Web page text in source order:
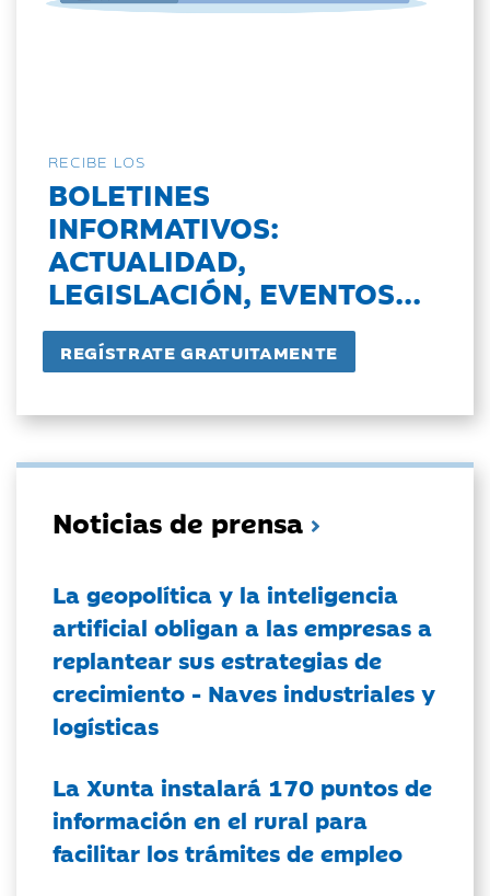
RECIBE LOS
BOLETINES
INFORMATIVOS:
ACTUALIDAD,
LEGISLACIÓN, EVENTOS...
Noticias de prensa
La geopolítica y la inteligencia
artificial obligan a las empresas a
replantear sus estrategias de
crecimiento - Naves industriales y
logísticas
La Xunta instalará 170 puntos de
información en el rural para
facilitar los trámites de empleo